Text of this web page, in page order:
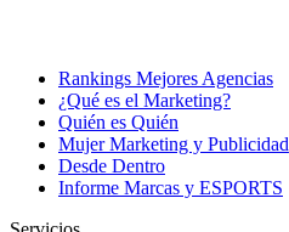
Rankings Mejores Agencias
¿Qué es el Marketing?
Quién es Quién
Mujer Marketing y Publicidad
Desde Dentro
Informe Marcas y ESPORTS